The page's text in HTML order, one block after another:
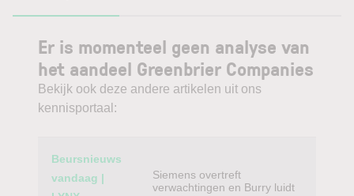
Er is momenteel geen analyse van
het aandeel Greenbrier Companies
Bekijk ook deze andere artikelen uit ons
kennisportaal:
Category
Beursnieuws
vandaag |
Siemens overtreft
verwachtingen en Burry luidt